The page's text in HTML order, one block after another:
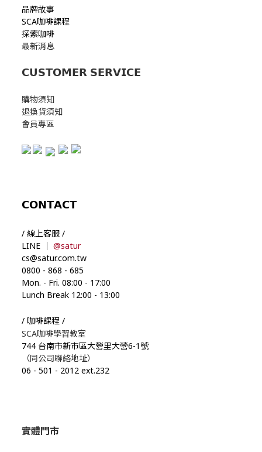
品牌故事
SCA咖啡課程
探索咖啡
最新消息
𝗖𝗨𝗦𝗧𝗢𝗠𝗘𝗥 𝗦𝗘𝗥𝗩𝗜𝗖𝗘
購物須知
退換貨須知
會員專區
𝗖𝗢𝗡𝗧𝗔𝗖𝗧
/ 線上客服 /
LINE ｜ @satur
cs@satur.com.tw
0800 - 868 - 685
Mon. - Fri. 08:00 - 17:00
Lunch Break 12:00 - 13:00
/ 咖啡課程 /
SCA咖啡學習教室
744 台南市新市區大營里大營6-1號
（同公司聯絡地址）
06 - 501 - 2012 ext.232
實體門市